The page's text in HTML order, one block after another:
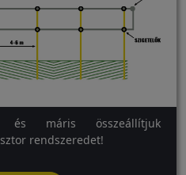
és máris összeállítjuk
rendszeredet!